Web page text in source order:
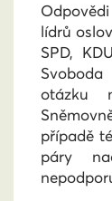
lídrů
SPD,
otázku
případě
páry